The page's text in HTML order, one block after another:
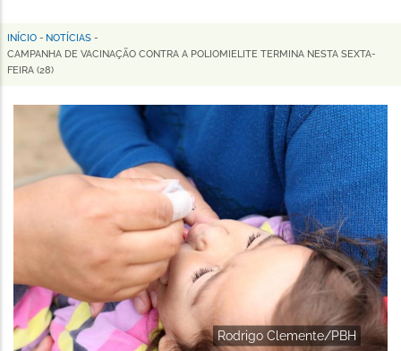
Horizonte
Trilha
de
navegação
INÍCIO - NOTÍCIAS -
CAMPANHA DE VACINAÇÃO CONTRA A POLIOMIELITE TERMINA NESTA SEXTA-
FEIRA (28)
Rodrigo Clemente/PBH